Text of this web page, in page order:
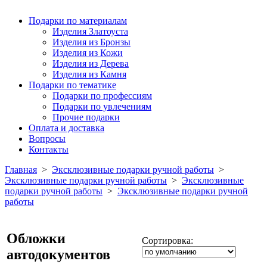
Подарки по материалам
Изделия Златоуста
Изделия из Бронзы
Изделия из Кожи
Изделия из Дерева
Изделия из Камня
Подарки по тематике
Подарки по профессиям
Подарки по увлечениям
Прочие подарки
Оплата и доставка
Вопросы
Контакты
Главная > Эксклюзивные подарки ручной работы >
Эксклюзивные подарки ручной работы > Эксклюзивные
подарки ручной работы > Эксклюзивные подарки ручной
работы
Обложки
автодокументов
Сортировка: